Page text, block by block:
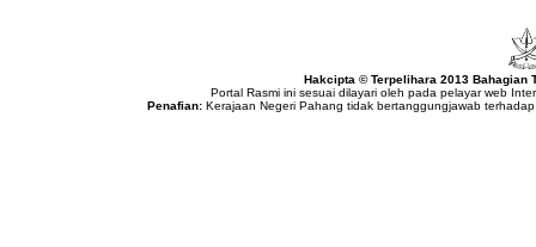
Hakcipta © Terpelihara 2013 Bahagian
Portal Rasmi ini sesuai dilayari oleh pada pelayar web
Penafian:Kerajaan Negeri Pahang tidak bertanggungjawab